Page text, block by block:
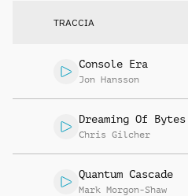
TRACCIA
Console Era
Jon Hansson
Dreaming Of Bytes
Chris Gilcher
Quantum Cascade
Mark Morgon-Shaw